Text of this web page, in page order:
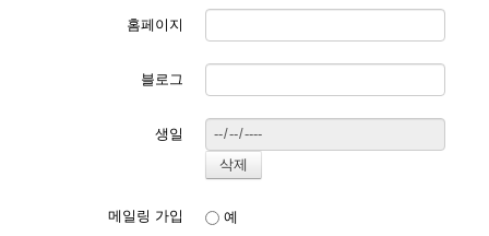
홈페이지
블로그
생일
메일링 가입
예